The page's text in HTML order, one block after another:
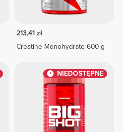
213,41 zł
Creatine Monohydrate 600 g
NIEDOSTĘPNE